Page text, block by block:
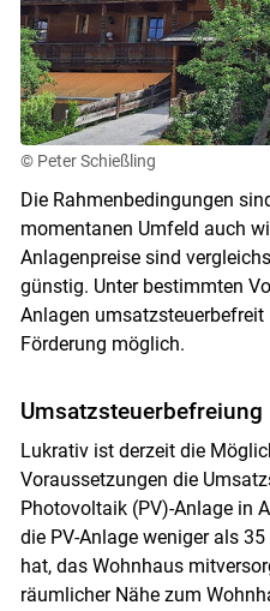
© Peter Schießling
Die Rahmenbedingungen
momentanen Umfeld auch
Anlagenpreise sind
günstig. Unter bestimmten
Anlagen
Förderung möglich.
Umsatzsteuerbefreiung
Lukrativ ist derzeit die
Voraussetzungen die
Photovoltaik (PV)-Anlage in
die PV-Anlage weniger als
hat, das Wohnhaus
räumlicher Nähe zum